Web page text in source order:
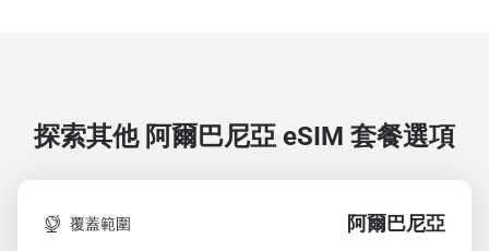
探索其他 阿爾巴尼亞 eSIM 套餐選項
覆蓋範圍 阿爾巴尼亞